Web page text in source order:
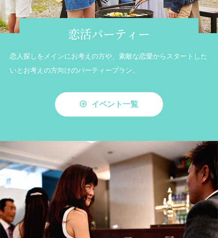
恋活パーティー
恋人探しをメインにお考えの方や、素敵な恋愛からスタートした
いとお考えの方向けのパーティープラン。
イベント一覧